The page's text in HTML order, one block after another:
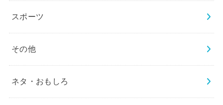
スポーツ
その他
ネタ・おもしろ